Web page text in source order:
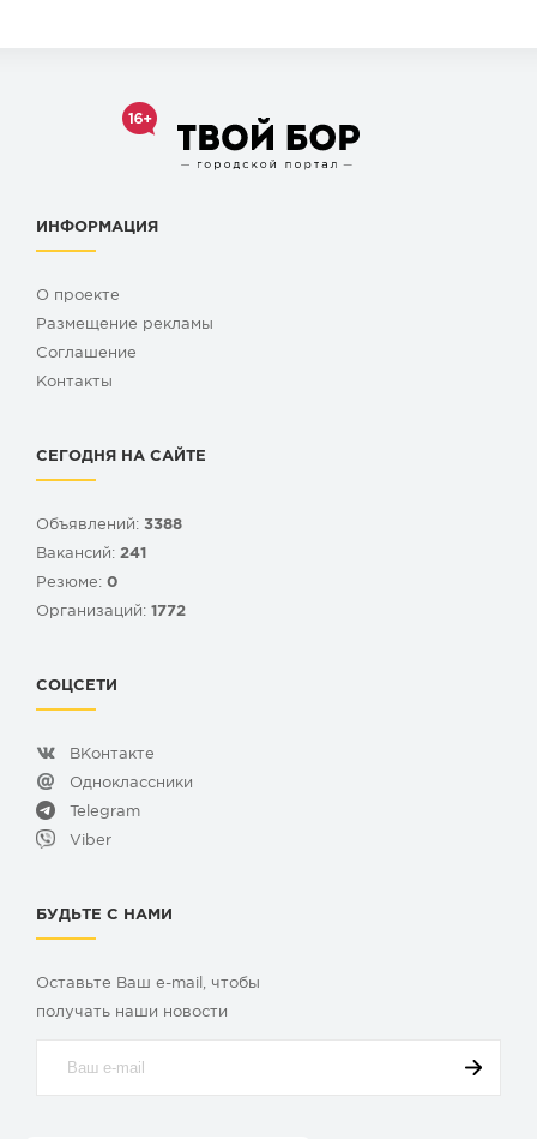
ИНФОРМАЦИЯ
О проекте
Размещение рекламы
Cоглашение
Контакты
СЕГОДНЯ НА САЙТЕ
Объявлений: 3388
Вакансий: 241
Резюме: 0
Организаций: 1772
СОЦСЕТИ
ВКонтакте
Одноклассники
Telegram
Viber
БУДЬТЕ С НАМИ
Оставьте Ваш e-mail, чтобы
получать наши новости